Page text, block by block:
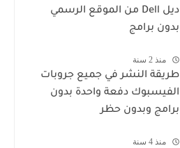
ديل Dell من الموقع الرسمي
بدون برامج
منذ 2 سنة
طريقة النشر في جميع جروبات
الفيسبوك دفعة واحدة بدون
برامج وبدون حظر
منذ 4 سنة